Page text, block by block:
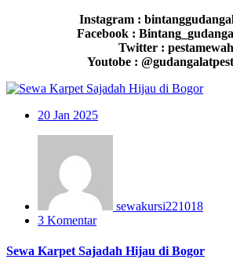
Instagram :
Facebook :
Twitter : pestamewah
Youtobe :
20 Jan 2025
sewakursi221018
3 Komentar
Sewa Karpet Sajadah Hijau di Bogor